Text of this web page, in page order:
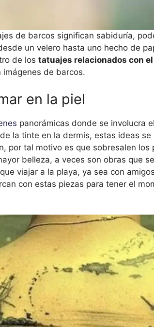
de barcos significan sabiduría,
un velero hasta uno hecho de
de los tatuajes relacionados con
de barcos.
en la piel
panorámicas donde se involucra
la tinte en la dermis, estas ideas
por tal motivo es que sobresalen
belleza, a veces son obras que
viajar a la playa, ya sea con
con estas piezas para tener el